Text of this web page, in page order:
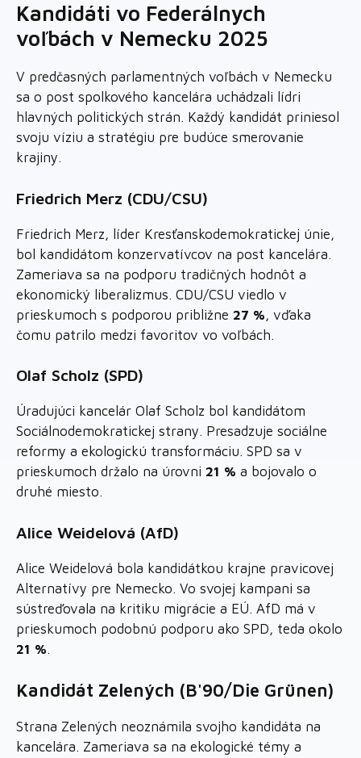
Kandidáti vo Federálnych
voľbách v Nemecku 2025
V predčasných parlamentných voľbách v Nemecku
sa o post spolkového kancelára uchádzali lídri
hlavných politických strán. Každý kandidát priniesol
svoju víziu a stratégiu pre budúce smerovanie
krajiny.
Friedrich Merz (CDU/CSU)
Friedrich Merz, líder Kresťanskodemokratickej únie,
bol kandidátom konzervatívcov na post kancelára.
Zameriava sa na podporu tradičných hodnôt a
ekonomický liberalizmus. CDU/CSU viedlo v
prieskumoch s podporou približne 27 %, vďaka
čomu patrilo medzi favoritov vo voľbách.
Olaf Scholz (SPD)
Úradujúci kancelár Olaf Scholz bol kandidátom
Sociálnodemokratickej strany. Presadzuje sociálne
reformy a ekologickú transformáciu. SPD sa v
prieskumoch držalo na úrovni 21 % a bojovalo o
druhé miesto.
Alice Weidelová (AfD)
Alice Weidelová bola kandidátkou krajne pravicovej
Alternatívy pre Nemecko. Vo svojej kampani sa
sústreďovala na kritiku migrácie a EÚ. AfD má v
prieskumoch podobnú podporu ako SPD, teda okolo
21 %.
Kandidát Zelených (B'90/Die Grünen)
Strana Zelených neoznámila svojho kandidáta na
kancelára. Zameriava sa na ekologické témy a